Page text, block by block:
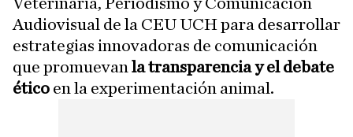
Audiovisual de la CEU UCH para desarrollar
estrategias innovadoras de comunicación
que promuevan la transparencia y el debate
ético en la experimentación animal.